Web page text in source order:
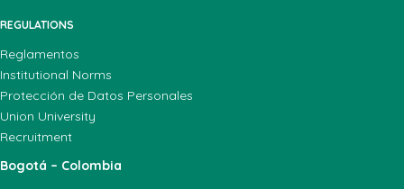
REGULATIONS
Reglamentos
Institutional Norms
Protección de Datos Personales
Union University
Recruitment
Bogotá – Colombia